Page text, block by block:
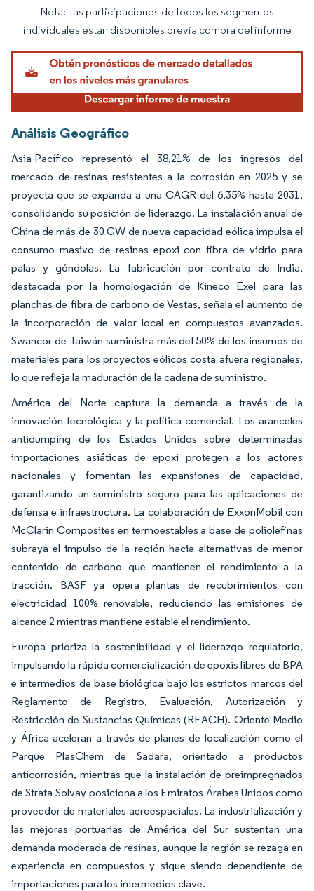
Imagen © Mordor Intelligence. El uso requiere atribución según CC BY 4.0.
Nota: Las participaciones de todos los segmentos
individuales están disponibles previa compra del informe
Análisis Geográfico
Asia-Pacífico representó el 38,21% de los ingresos del
mercado de resinas resistentes a la corrosión en 2025 y se
proyecta que se expanda a una CAGR del 6,35% hasta 2031,
consolidando su posición de liderazgo. La instalación anual de
China de más de 30 GW de nueva capacidad eólica impulsa el
consumo masivo de resinas epoxi con fibra de vidrio para
palas y góndolas. La fabricación por contrato de India,
destacada por la homologación de Kineco Exel para las
planchas de fibra de carbono de Vestas, señala el aumento de
la incorporación de valor local en compuestos avanzados.
Swancor de Taiwán suministra más del 50% de los insumos de
materiales para los proyectos eólicos costa afuera regionales,
lo que refleja la maduración de la cadena de suministro.
América del Norte captura la demanda a través de la
innovación tecnológica y la política comercial. Los aranceles
antidumping de los Estados Unidos sobre determinadas
importaciones asiáticas de epoxi protegen a los actores
nacionales y fomentan las expansiones de capacidad,
garantizando un suministro seguro para las aplicaciones de
defensa e infraestructura. La colaboración de ExxonMobil con
McClarin Composites en termoestables a base de poliolefinas
subraya el impulso de la región hacia alternativas de menor
contenido de carbono que mantienen el rendimiento a la
tracción. BASF ya opera plantas de recubrimientos con
electricidad 100% renovable, reduciendo las emisiones de
alcance 2 mientras mantiene estable el rendimiento.
Europa prioriza la sostenibilidad y el liderazgo regulatorio,
impulsando la rápida comercialización de epoxis libres de BPA
e intermedios de base biológica bajo los estrictos marcos del
Reglamento de Registro, Evaluación, Autorización y
Restricción de Sustancias Químicas (REACH). Oriente Medio
y África aceleran a través de planes de localización como el
Parque PlasChem de Sadara, orientado a productos
anticorrosión, mientras que la instalación de preimpregnados
de Strata-Solvay posiciona a los Emiratos Árabes Unidos como
proveedor de materiales aeroespaciales. La industrialización y
las mejoras portuarias de América del Sur sustentan una
demanda moderada de resinas, aunque la región se rezaga en
experiencia en compuestos y sigue siendo dependiente de
importaciones para los intermedios clave.